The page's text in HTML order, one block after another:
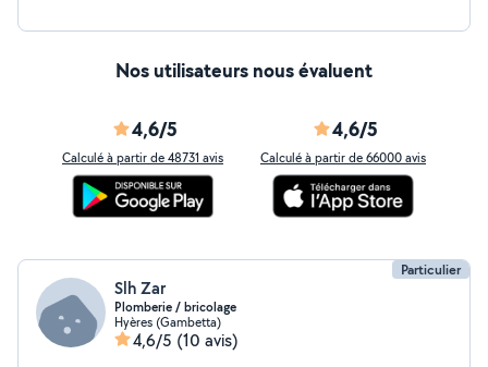
Nos utilisateurs nous évaluent
4,6/5
Calculé à partir de 48731 avis
4,6/5
Calculé à partir de 66000 avis
Particulier
Slh Zar
Plomberie / bricolage
Hyères (Gambetta)
4,6/5 (10 avis)